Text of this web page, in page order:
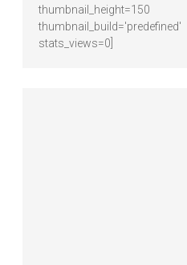
thumbnail_height=150
thumbnail_build='predefined'
stats_views=0]